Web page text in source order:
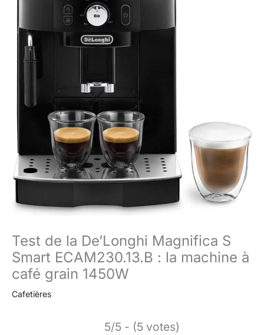
Test de la De’Longhi Magnifica S
Smart ECAM230.13.B : la machine à
café grain 1450W
Cafetières
5/5 - (5 votes)